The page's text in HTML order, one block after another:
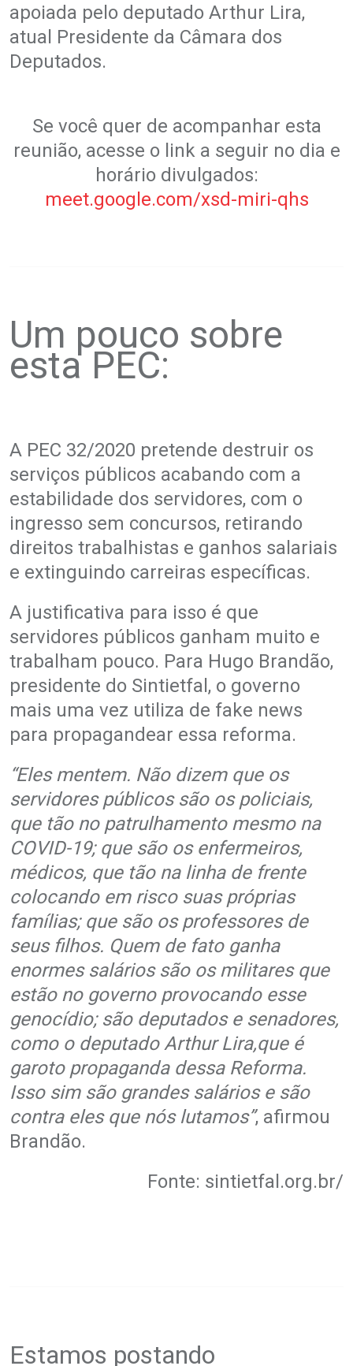
apoiada pelo deputado Arthur Lira,
atual Presidente da Câmara dos
Deputados.
Se você quer de acompanhar esta
reunião, acesse o link a seguir no dia e
horário divulgados:
meet.google.com/xsd-miri-qhs
Um pouco sobre
esta PEC:
A PEC 32/2020 pretende destruir os
serviços públicos acabando com a
estabilidade dos servidores, com o
ingresso sem concursos, retirando
direitos trabalhistas e ganhos salariais
e extinguindo carreiras específicas.
A justificativa para isso é que
servidores públicos ganham muito e
trabalham pouco. Para Hugo Brandão,
presidente do Sintietfal, o governo
mais uma vez utiliza de fake news
para propagandear essa reforma.
“Eles mentem. Não dizem que os
servidores públicos são os policiais,
que tão no patrulhamento mesmo na
COVID-19; que são os enfermeiros,
médicos, que tão na linha de frente
colocando em risco suas próprias
famílias; que são os professores de
seus filhos. Quem de fato ganha
enormes salários são os militares que
estão no governo provocando esse
genocídio; são deputados e senadores,
como o deputado Arthur Lira,que é
garoto propaganda dessa Reforma.
Isso sim são grandes salários e são
contra eles que nós lutamos”, afirmou
Brandão.
Fonte: sintietfal.org.br/
Estamos postando